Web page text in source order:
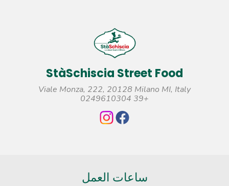
StàSchiscia Street Food
Viale Monza, 222, 20128 Milano MI, Italy
+39 0249610304
ساعات العمل